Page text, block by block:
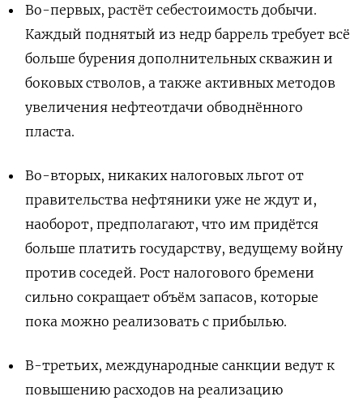
Во-первых, растёт себестоимость добычи.
Каждый поднятый из недр баррель требует всё
больше бурения дополнительных скважин и
боковых стволов, а также активных методов
увеличения нефтеотдачи обводнённого
пласта.
Во-вторых, никаких налоговых льгот от
правительства нефтяники уже не ждут и,
наоборот, предполагают, что им придётся
больше платить государству, ведущему войну
против соседей. Рост налогового бремени
сильно сокращает объём запасов, которые
пока можно реализовать с прибылью.
В-третьих, международные санкции ведут к
повышению расходов на реализацию